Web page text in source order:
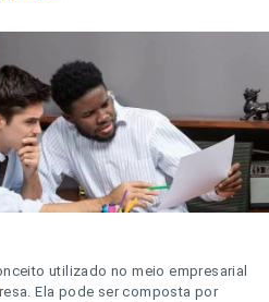
utilizado no meio empresarial
Ela pode ser composta por